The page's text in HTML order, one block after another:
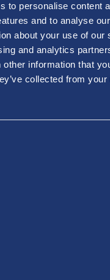
to personalise content
and to analyse
about your use of our
and analytics
information that
collected from your
questo camper: